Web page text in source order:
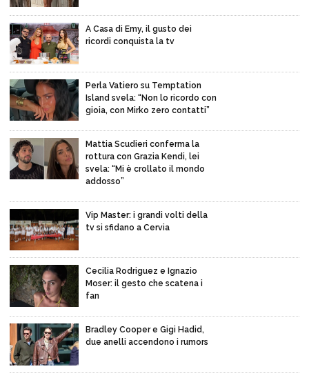
A Casa di Emy, il gusto dei
ricordi conquista la tv
Perla Vatiero su Temptation
Island svela: “Non lo ricordo con
gioia, con Mirko zero contatti”
Mattia Scudieri conferma la
rottura con Grazia Kendi, lei
svela: “Mi è crollato il mondo
addosso”
Vip Master: i grandi volti della
tv si sfidano a Cervia
Cecilia Rodriguez e Ignazio
Moser: il gesto che scatena i
fan
Bradley Cooper e Gigi Hadid,
due anelli accendono i rumors